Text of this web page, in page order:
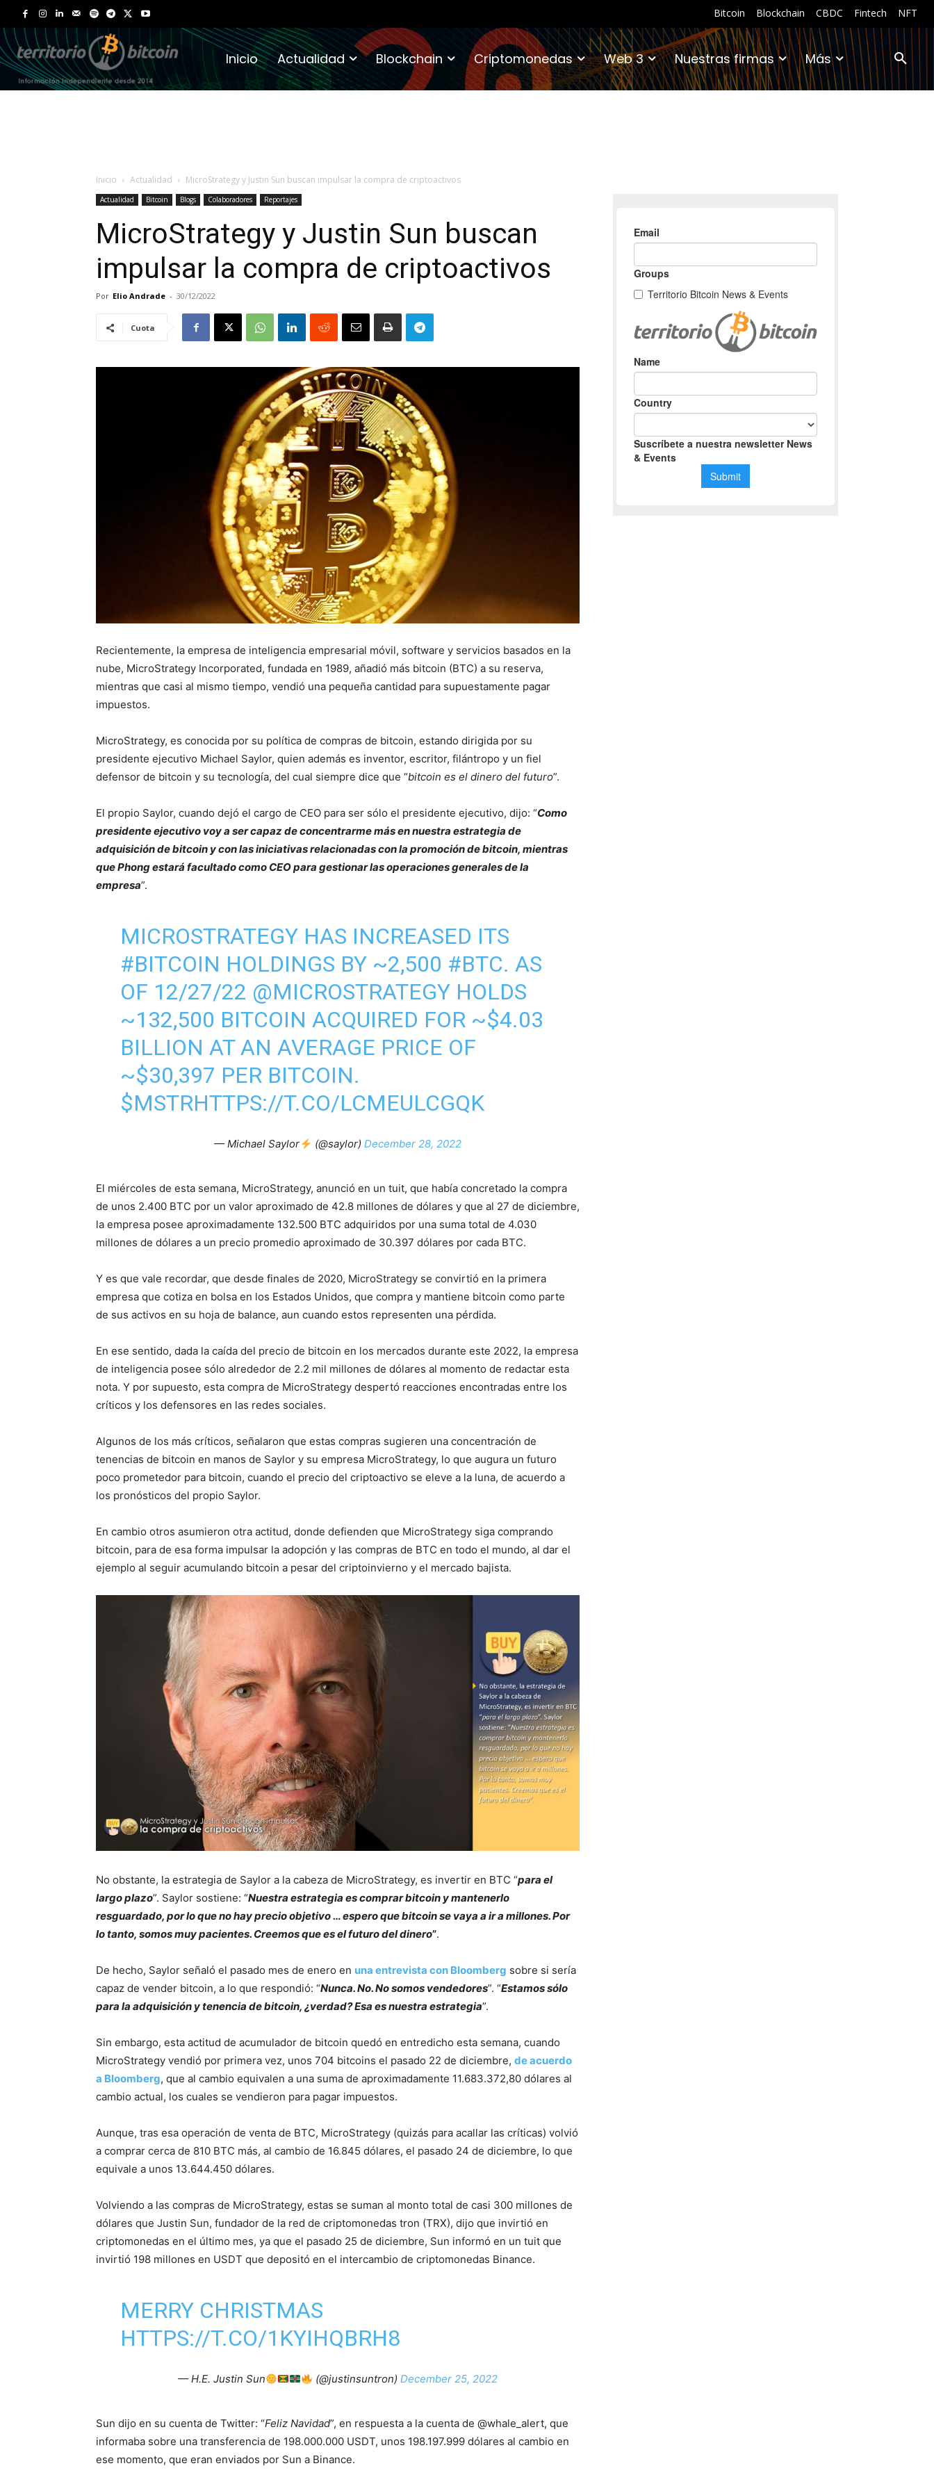
Bitcoin Blockchain CBDC Fintech NFT
Inicio Actualidad Blockchain Criptomonedas Web 3 Nuestras firmas Más
Inicio Actualidad MicroStrategy y Justin Sun buscan impulsar la compra de criptoactivos
Actualidad Bitcoin Blogs Colaboradores Reportajes
MicroStrategy y Justin Sun buscan
impulsar la compra de criptoactivos
Por Elio Andrade - 30/12/2022
Cuota
Recientemente, la empresa de inteligencia empresarial móvil, software y servicios basados en la
nube, MicroStrategy Incorporated, fundada en 1989, añadió más bitcoin (BTC) a su reserva,
mientras que casi al mismo tiempo, vendió una pequeña cantidad para supuestamente pagar
impuestos.
MicroStrategy, es conocida por su política de compras de bitcoin, estando dirigida por su
presidente ejecutivo Michael Saylor, quien además es inventor, escritor, filántropo y un fiel
defensor de bitcoin y su tecnología, del cual siempre dice que “bitcoin es el dinero del futuro”.
El propio Saylor, cuando dejó el cargo de CEO para ser sólo el presidente ejecutivo, dijo: “Como
presidente ejecutivo voy a ser capaz de concentrarme más en nuestra estrategia de
adquisición de bitcoin y con las iniciativas relacionadas con la promoción de bitcoin, mientras
que Phong estará facultado como CEO para gestionar las operaciones generales de la
empresa”.
MICROSTRATEGY HAS INCREASED ITS
#BITCOIN HOLDINGS BY ~2,500 #BTC. AS
OF 12/27/22 @MICROSTRATEGYHOLDS
~132,500 BITCOIN ACQUIRED FOR ~$4.03
BILLION AT AN AVERAGE PRICE OF
~$30,397 PER BITCOIN.
$MSTRHTTPS://T.CO/LCMEULCGQK
— Michael Saylor (@saylor) December 28, 2022
El miércoles de esta semana, MicroStrategy, anunció en un tuit, que había concretado la compra
de unos 2.400 BTC por un valor aproximado de 42.8 millones de dólares y que al 27 de diciembre,
la empresa posee aproximadamente 132.500 BTC adquiridos por una suma total de 4.030
millones de dólares a un precio promedio aproximado de 30.397 dólares por cada BTC.
Y es que vale recordar, que desde finales de 2020, MicroStrategy se convirtió en la primera
empresa que cotiza en bolsa en los Estados Unidos, que compra y mantiene bitcoin como parte
de sus activos en su hoja de balance, aun cuando estos representen una pérdida.
En ese sentido, dada la caída del precio de bitcoin en los mercados durante este 2022, la empresa
de inteligencia posee sólo alrededor de 2.2 mil millones de dólares al momento de redactar esta
nota. Y por supuesto, esta compra de MicroStrategy despertó reacciones encontradas entre los
críticos y los defensores en las redes sociales.
Algunos de los más críticos, señalaron que estas compras sugieren una concentración de
tenencias de bitcoin en manos de Saylor y su empresa MicroStrategy, lo que augura un futuro
poco prometedor para bitcoin, cuando el precio del criptoactivo se eleve a la luna, de acuerdo a
los pronósticos del propio Saylor.
En cambio otros asumieron otra actitud, donde defienden que MicroStrategy siga comprando
bitcoin, para de esa forma impulsar la adopción y las compras de BTC en todo el mundo, al dar el
ejemplo al seguir acumulando bitcoin a pesar del criptoinvierno y el mercado bajista.
No obstante, la estrategia de Saylor a la cabeza de MicroStrategy, es invertir en BTC “para el
largo plazo”. Saylor sostiene: “Nuestra estrategia es comprar bitcoin y mantenerlo
resguardado, por lo que no hay precio objetivo … espero que bitcoin se vaya a ir a millones. Por
lo tanto, somos muy pacientes. Creemos que es el futuro del dinero”.
De hecho, Saylor señaló el pasado mes de enero en una entrevista con Bloomberg sobre si sería
capaz de vender bitcoin, a lo que respondió: “Nunca. No. No somos vendedores”. “Estamos sólo
para la adquisición y tenencia de bitcoin, ¿verdad? Esa es nuestra estrategia”.
Sin embargo, esta actitud de acumulador de bitcoin quedó en entredicho esta semana, cuando
MicroStrategy vendió por primera vez, unos 704 bitcoins el pasado 22 de diciembre, de acuerdo
a Bloomberg, que al cambio equivalen a una suma de aproximadamente 11.683.372,80 dólares al
cambio actual, los cuales se vendieron para pagar impuestos.
Aunque, tras esa operación de venta de BTC, MicroStrategy (quizás para acallar las críticas) volvió
a comprar cerca de 810 BTC más, al cambio de 16.845 dólares, el pasado 24 de diciembre, lo que
equivale a unos 13.644.450 dólares.
Volviendo a las compras de MicroStrategy, estas se suman al monto total de casi 300 millones de
dólares que Justin Sun, fundador de la red de criptomonedas tron (TRX), dijo que invirtió en
criptomonedas en el último mes, ya que el pasado 25 de diciembre, Sun informó en un tuit que
invirtió 198 millones en USDT que depositó en el intercambio de criptomonedas Binance.
MERRY CHRISTMAS
HTTPS://T.CO/1KYIHQBRH8
— H.E. Justin Sun (@justinsuntron)December 25, 2022
Sun dijo en su cuenta de Twitter: “Feliz Navidad”, en respuesta a la cuenta de @whale_alert, que
informaba sobre una transferencia de 198.000.000 USDT, unos 198.197.999 dólares al cambio en
ese momento, que eran enviados por Sun a Binance.